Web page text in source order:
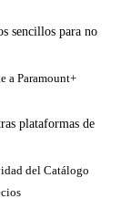
sencillos para no
a Paramount+
plataformas de
del Catálogo